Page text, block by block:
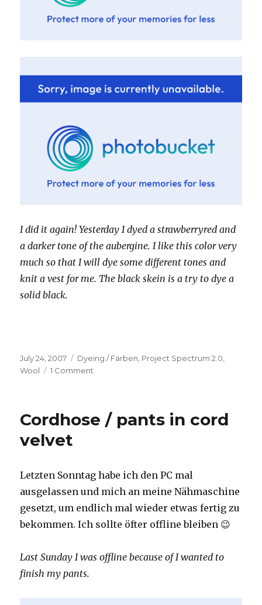
I did it again! Yesterday I dyed a strawberryred and
a darker tone of the aubergine. I like this color very
much so that I will dye some different tones and
knit a vest for me. The black skein is a try to dye a
solid black.
Posted
on
July 24, 2007 Categories
Dyeing / Färben Project Spectrum 2.0
Wool
1 Comment
/
strawberry
Cordhose / pants in cord
velvet
Letzten Sonntag habe ich den PC mal
ausgelassen und mich an meine Nähmaschine
gesetzt, um endlich mal wieder etwas fertig zu
bekommen. Ich sollte öfter offline bleiben 😉
Last Sunday I was offline because of I wanted to
finish my pants.